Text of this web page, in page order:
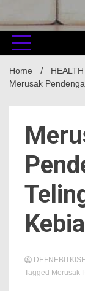
Home
Merusak
Tagged Merusak